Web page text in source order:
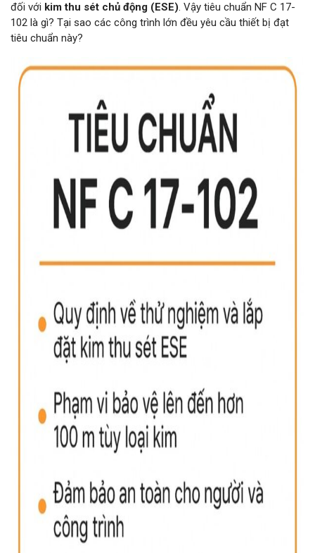
đối với kim thu sét chủ động (ESE). Vậy tiêu chuẩn NF C 17-
102 là gì? Tại sao các công trình lớn đều yêu cầu thiết bị đạt
tiêu chuẩn này?